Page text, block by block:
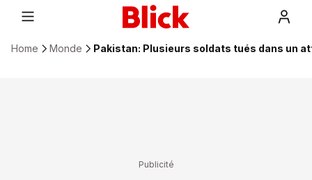
Home Monde Pakistan: Plusieurs soldats tués dans un